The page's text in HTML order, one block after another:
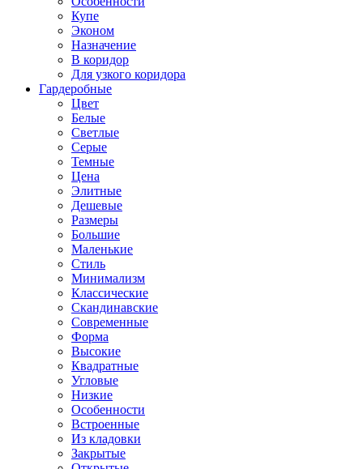
Купе
Эконом
Назначение
В коридор
Для узкого коридора
Гардеробные
Цвет
Белые
Светлые
Серые
Темные
Цена
Элитные
Дешевые
Размеры
Большие
Маленькие
Стиль
Минимализм
Классические
Скандинавские
Современные
Форма
Высокие
Квадратные
Угловые
Низкие
Особенности
Встроенные
Из кладовки
Закрытые